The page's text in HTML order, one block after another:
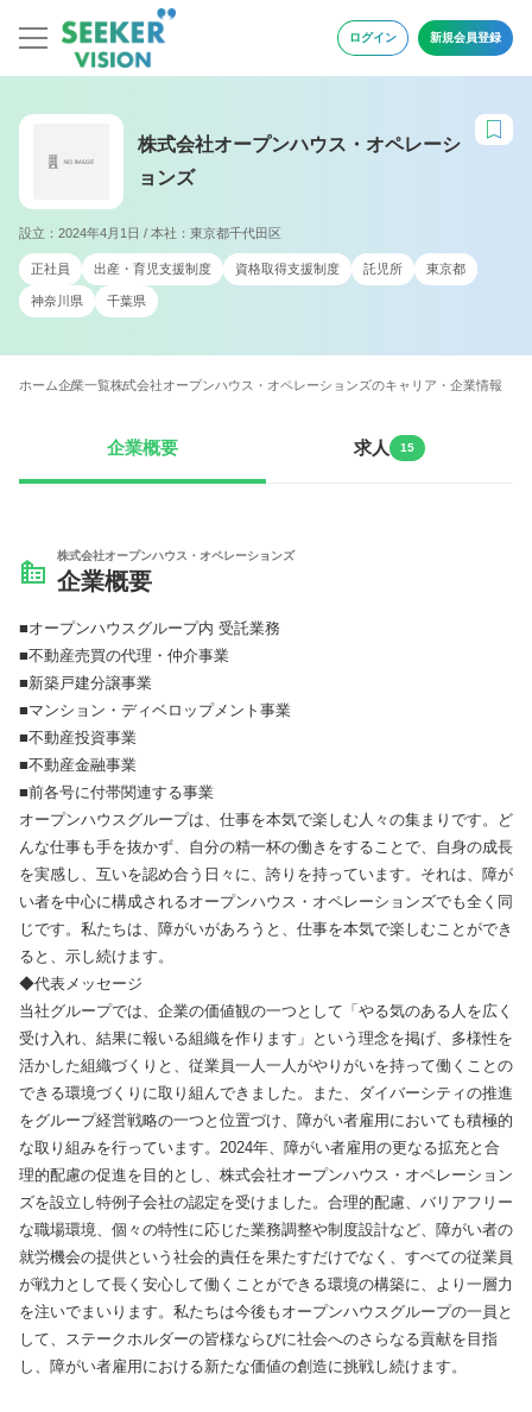
ログイン 新規会員登録
株式会社オープンハウス・オペレーシ
ョンズ
設立：2024年4月1日 / 本社：東京都千代田区
正社員 出産・育児支援制度 資格取得支援制度 託児所 東京都
神奈川県 千葉県
ホーム企業一覧株式会社オープンハウス・オペレーションズのキャリア・企業情報
企業概要 求人 15
株式会社オープンハウス・オペレーションズ
企業概要
■オープンハウスグループ内 受託業務
■不動産売買の代理・仲介事業
■新築戸建分譲事業
■マンション・ディベロップメント事業
■不動産投資事業
■不動産金融事業
■前各号に付帯関連する事業
オープンハウスグループは、仕事を本気で楽しむ人々の集まりです。ど
んな仕事も手を抜かず、自分の精一杯の働きをすることで、自身の成長
を実感し、互いを認め合う日々に、誇りを持っています。それは、障が
い者を中心に構成されるオープンハウス・オペレーションズでも全く同
じです。私たちは、障がいがあろうと、仕事を本気で楽しむことができ
ると、示し続けます。
◆代表メッセージ
当社グループでは、企業の価値観の一つとして「やる気のある人を広く
受け入れ、結果に報いる組織を作ります」という理念を掲げ、多様性を
活かした組織づくりと、従業員一人一人がやりがいを持って働くことの
できる環境づくりに取り組んできました。また、ダイバーシティの推進
をグループ経営戦略の一つと位置づけ、障がい者雇用においても積極的
な取り組みを行っています。2024年、障がい者雇用の更なる拡充と合
理的配慮の促進を目的とし、株式会社オープンハウス・オペレーション
ズを設立し特例子会社の認定を受けました。合理的配慮、バリアフリー
な職場環境、個々の特性に応じた業務調整や制度設計など、障がい者の
就労機会の提供という社会的責任を果たすだけでなく、すべての従業員
が戦力として長く安心して働くことができる環境の構築に、より一層力
を注いでまいります。私たちは今後もオープンハウスグループの一員と
して、ステークホルダーの皆様ならびに社会へのさらなる貢献を目指
し、障がい者雇用における新たな価値の創造に挑戦し続けます。